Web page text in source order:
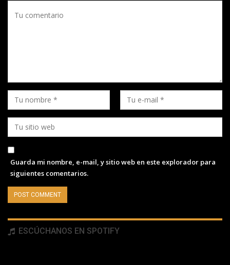
Guarda mi nombre, e-mail, y sitio web en este explorador para
siguientes comentarios.
ESCÚCHANOS EN SPOTIFY